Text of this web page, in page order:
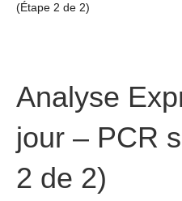
(Étape 2 de 2)
Analyse
jour – PCR
2 de 2)